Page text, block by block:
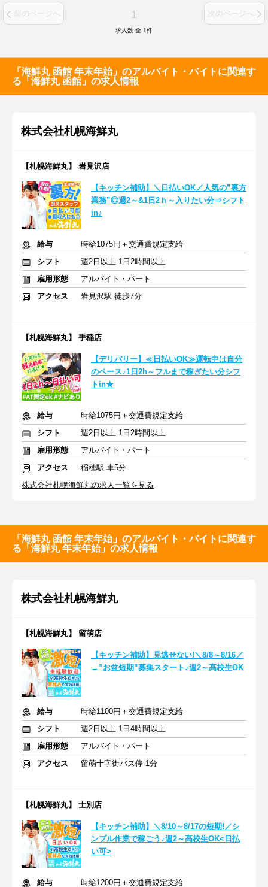
前のページへ 1 次のページへ
求人数 全 1件
「海鮮丸 函館 年末年始」のアルバイト・バイトに関連す
る「海鮮丸 函館」の求人情報
株式会社札幌海鮮丸
【札幌海鮮丸】 岩見沢店
【キッチン補助】＼日払いOK／人気の”裏方
業務”◎週2～&1日2ｈ～入りたい分⇒シフト
in♪
給与
時給1075円＋交通費規定支給
シフト
週2日以上 1日2時間以上
雇用形態
アルバイト・パート
アクセス
岩見沢駅 徒歩7分
【札幌海鮮丸】 手稲店
【デリバリー】≪日払いOK≫運転中は自分
のペース♪1日2h～フルまで稼ぎたい分シフ
トin★
給与
時給1075円＋交通費規定支給
シフト
週2日以上 1日2時間以上
雇用形態
アルバイト・パート
アクセス
稲穂駅 車5分
株式会社札幌海鮮丸の求人一覧を見る
「海鮮丸 函館 年末年始」のアルバイト・バイトに関連す
る「海鮮丸 年末年始」の求人情報
株式会社札幌海鮮丸
【札幌海鮮丸】 留萌店
【キッチン補助】見逃せない!＼8/8～8/16／
→”お盆短期”募集スタート♪週2～高校生OK
給与
時給1100円＋交通費規定支給
シフト
週2日以上 1日4時間以上
雇用形態
アルバイト・パート
アクセス
留萌十字街バス停 1分
【札幌海鮮丸】 士別店
【キッチン補助】＼8/10～8/17の短期!／シ
ンプル作業で稼ごう♪週2～高校生OK<日払
い可>
給与 時給1200円＋交通費規定支給